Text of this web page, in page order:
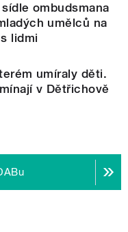
ombudsmana
umělců na
lidmi
umíraly děti.
v Dětřichově